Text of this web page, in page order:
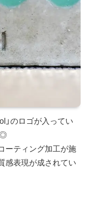
」のロゴが入ってい
◎
ーティング加工が施
感表現が成されてい